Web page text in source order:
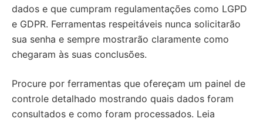
dados e que cumpram regulamentações como LGPD
e GDPR. Ferramentas respeitáveis nunca solicitarão
sua senha e sempre mostrarão claramente como
chegaram às suas conclusões.
Procure por ferramentas que ofereçam um painel de
controle detalhado mostrando quais dados foram
consultados e como foram processados. Leia